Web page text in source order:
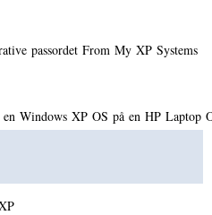
passordet From My XP Systems
en Windows XP OS på en HP Laptop